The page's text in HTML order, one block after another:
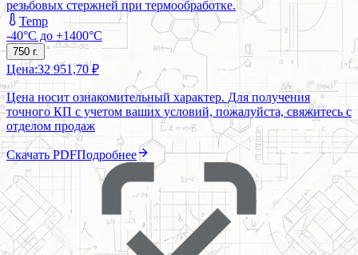
резьбовых стержней при термообработке.
Temp
-40°C до +1400°C
750 г.
Цена:32 951,70 ₽
Цена носит ознакомительный характер. Для получения
точного КП с учетом ваших условий, пожалуйста, свяжитесь с
отделом продаж
Скачать PDFПодробнее